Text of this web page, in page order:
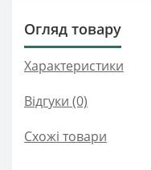
Огляд товару
Характеристики
Відгуки (0)
Схожі товари